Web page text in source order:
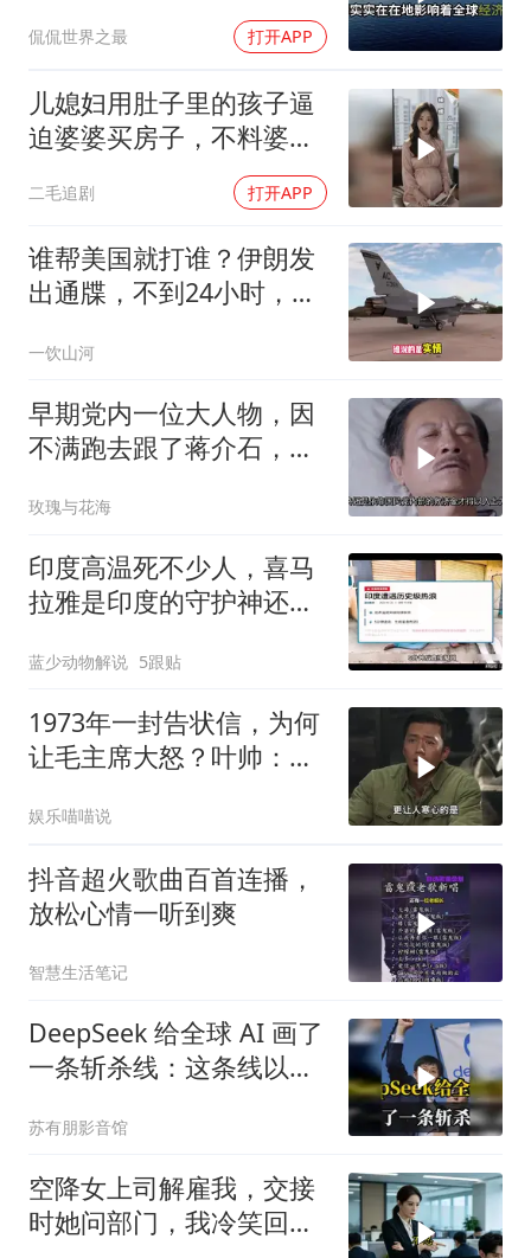
侃侃世界之最 打开APP
儿媳妇用肚子里的孩子逼
迫婆婆买房子，不料婆婆
二毛追剧 打开APP
谁帮美国就打谁？伊朗发
出通牒，不到24小时，特
一饮山河
早期党内一位大人物，因
不满跑去跟了蒋介石，不
玫瑰与花海
印度高温死不少人，喜马
拉雅是印度的守护神还是
蓝少动物解说 5跟贴
1973年一封告状信，为何
让毛主席大怒？叶帅：杀
娱乐喵喵说
抖音超火歌曲百首连播，
放松心情一听到爽
智慧生活笔记
DeepSeek 给全球 AI 画了
一条斩杀线：这条线以下
苏有朋影音馆
空降女上司解雇我，交接
时她问部门，我冷笑回